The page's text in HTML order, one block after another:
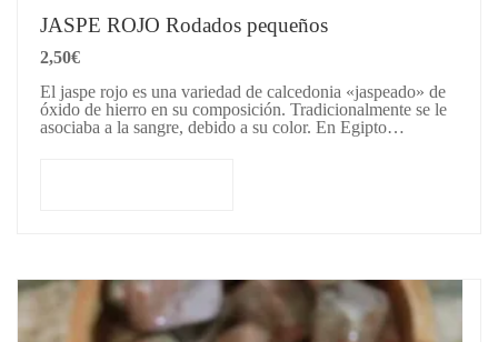
JASPE ROJO Rodados pequeños
2,50€
El jaspe rojo es una variedad de calcedonia «jaspeado» de
óxido de hierro en su composición. Tradicionalmente se le
asociaba a la sangre, debido a su color. En Egipto…